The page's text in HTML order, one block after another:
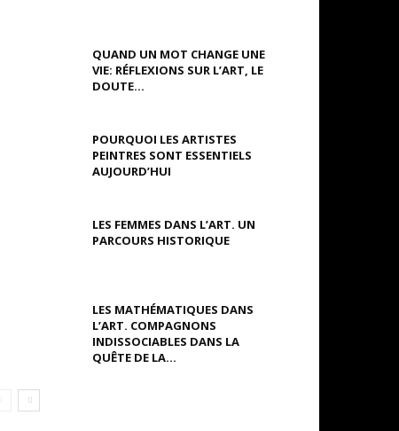
QUAND UN MOT CHANGE UNE
VIE: RÉFLEXIONS SUR L’ART, LE
DOUTE...
POURQUOI LES ARTISTES
PEINTRES SONT ESSENTIELS
AUJOURD’HUI
LES FEMMES DANS L’ART. UN
PARCOURS HISTORIQUE
LES MATHÉMATIQUES DANS
L’ART. COMPAGNONS
INDISSOCIABLES DANS LA
QUÊTE DE LA...